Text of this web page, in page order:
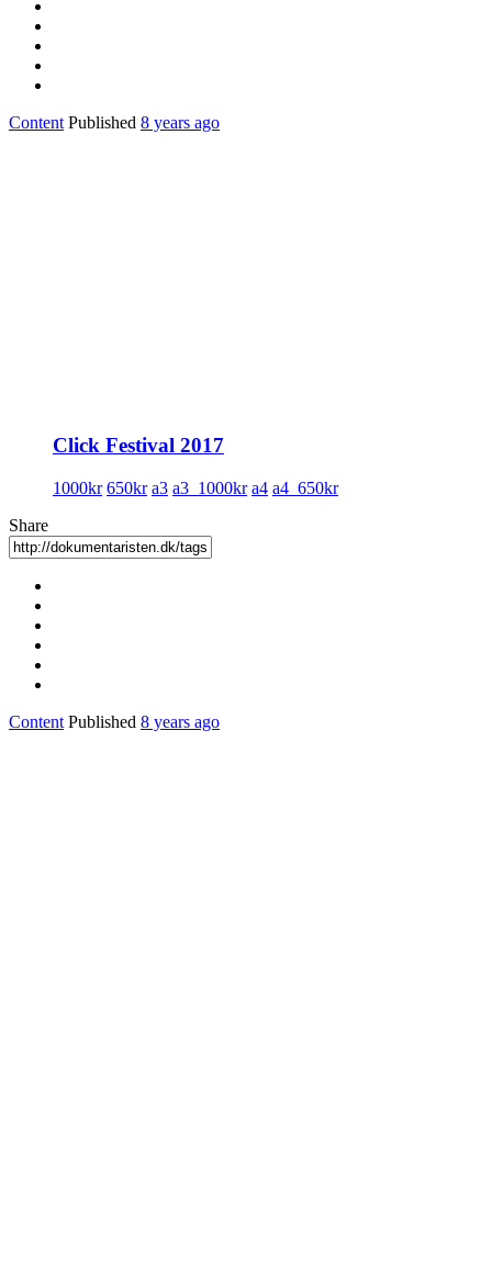
Content Published 8 years ago
Click Festival 2017
1000kr 650kr a3 a3_1000kr a4 a4_650kr
Share
Content Published 8 years ago